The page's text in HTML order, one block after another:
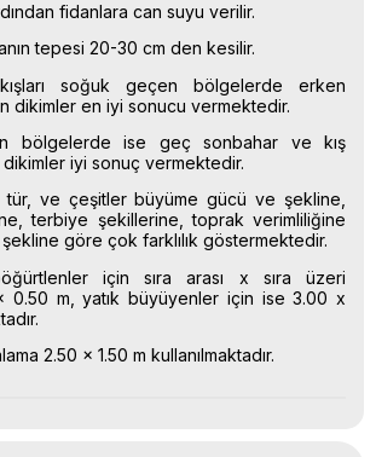
fidanlara can suyu verilir.
tepesi 20-30 cm den kesilir.
soğuk geçen bölgelerde erken
dikimler en iyi sonucu vermektedir.
bölgelerde ise geç sonbahar ve kış
dikimler iyi sonuç vermektedir.
tür, ve çeşitler büyüme gücü ve şekline,
terbiye şekillerine, toprak verimliliğine
göre çok farklılık göstermektedir.
için sıra arası x sıra üzeri
0.50 m, yatık büyüyenler için ise 3.00 x
2.50 x 1.50 m kullanılmaktadır.